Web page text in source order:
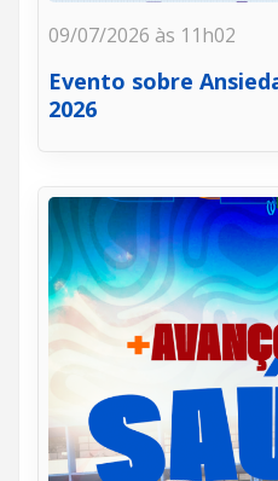
09/07/2026 às 11h02
Evento sobre
2026